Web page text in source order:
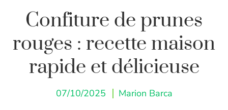
Confiture de prunes
rouges : recette maison
rapide et délicieuse
07/10/2025 Marion Barca